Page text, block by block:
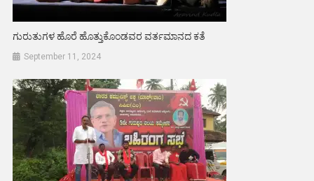
ಗುರುತುಗಳ ಹೊರೆ ಹೊತ್ತುಕೊಂಡವರ ವರ್ತಮಾನದ ಕತೆ
September 11, 2024